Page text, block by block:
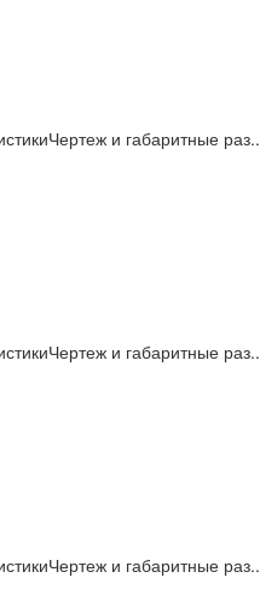
и габаритные раз..
и габаритные раз..
и габаритные раз..